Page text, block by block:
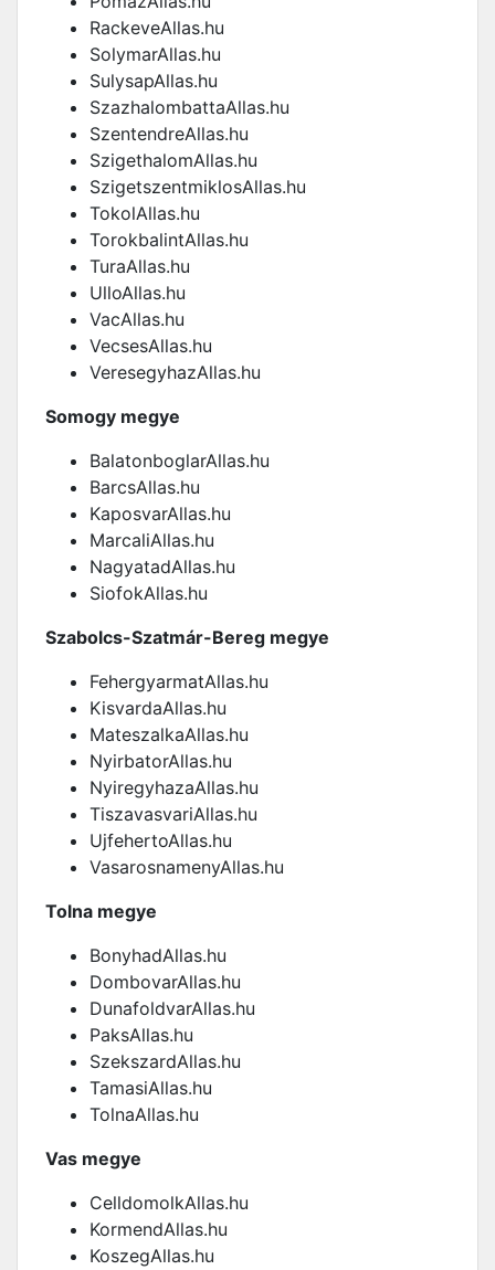
RackeveAllas.hu
SolymarAllas.hu
SulysapAllas.hu
SzazhalombattaAllas.hu
SzentendreAllas.hu
SzigethalomAllas.hu
SzigetszentmiklosAllas.hu
TokolAllas.hu
TorokbalintAllas.hu
TuraAllas.hu
UlloAllas.hu
VacAllas.hu
VecsesAllas.hu
VeresegyhazAllas.hu
Somogy megye
BalatonboglarAllas.hu
BarcsAllas.hu
KaposvarAllas.hu
MarcaliAllas.hu
NagyatadAllas.hu
SiofokAllas.hu
Szabolcs-Szatmár-Bereg megye
FehergyarmatAllas.hu
KisvardaAllas.hu
MateszalkaAllas.hu
NyirbatorAllas.hu
NyiregyhazaAllas.hu
TiszavasvariAllas.hu
UjfehertoAllas.hu
VasarosnamenyAllas.hu
Tolna megye
BonyhadAllas.hu
DombovarAllas.hu
DunafoldvarAllas.hu
PaksAllas.hu
SzekszardAllas.hu
TamasiAllas.hu
TolnaAllas.hu
Vas megye
CelldomolkAllas.hu
KormendAllas.hu
KoszegAllas.hu